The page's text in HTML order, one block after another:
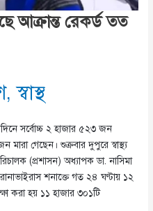
আক্রান্ত রেকর্ড তত
,স্বাস্থ
সর্বোচ্চ ২ হাজার ৫২৩ জন
গেছেন। শুক্রবার দুপুরে স্বাস্থ্য
(প্রশাসন) অধ্যাপক ডা. নাসিমা
শনাক্তে গত ২৪ ঘণ্টায় ১২
করা হয় ১১ হাজার ৩০১টি